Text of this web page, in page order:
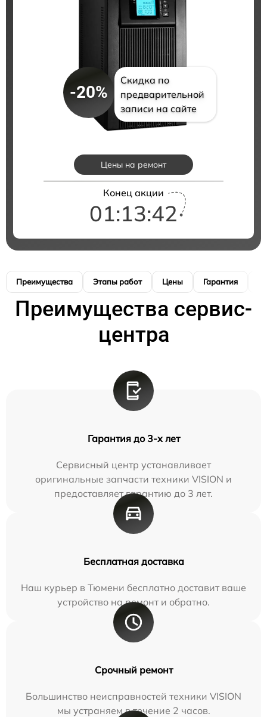
-20%
Скидка по
предварительной
записи на сайте
Цены на ремонт
Конец акции
01:13:42
Преимущества Этапы работ Цены Гарантия
Преимущества сервис-
центра
Гарантия до 3-х лет
Сервисный центр устанавливает
оригинальные запчасти техники VISION и
предоставляет гарантию до 3 лет.
Бесплатная доставка
Наш курьер в Тюмени бесплатно доставит ваше
устройство на ремонт и обратно.
Срочный ремонт
Большинство неисправностей техники VISION
мы устраняем в течение 2 часов.